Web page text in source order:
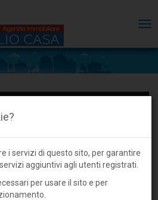
i servizi di questo sito, per garantire
aggiuntivi agli utenti registrati.
per usare il sito e per